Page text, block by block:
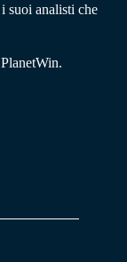
suoi analisti che